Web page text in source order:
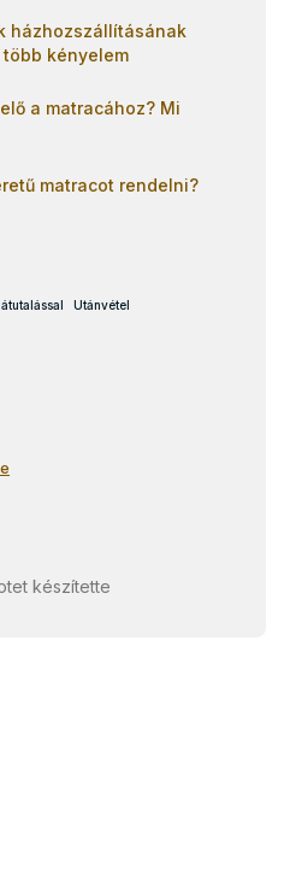
házhozszállításának
kényelem
a matracához? Mi
matracot rendelni?
Utánvétel
készítette